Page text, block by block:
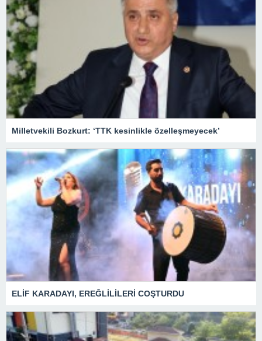
Milletvekili Bozkurt: ‘TTK kesinlikle özelleşmeyecek’
ELİF KARADAYI, EREĞLİLİLERİ COŞTURDU